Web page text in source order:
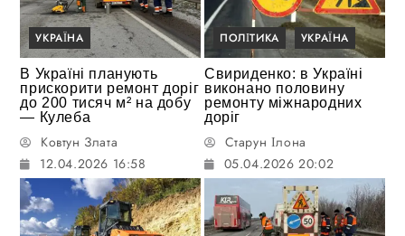
УКРАЇНА
В Україні планують
прискорити ремонт доріг
до 200 тисяч м² на добу
— Кулеба
Ковтун Злата
12.04.2026 16:58
ПОЛІТИКА УКРАЇНА
Свириденко: в Україні
виконано половину
ремонту міжнародних
доріг
Старун Ілона
05.04.2026 20:02